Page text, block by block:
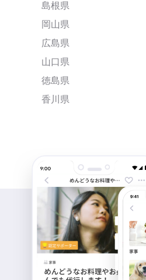
島根県
岡山県
広島県
山口県
徳島県
香川県